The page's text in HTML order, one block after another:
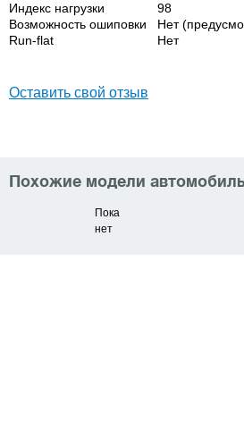
Индекс нагрузки
98
Возможность ошиповки
Нет
Run-flat
Нет
Оставить свой отзыв
Похожие модели
Пока
нет